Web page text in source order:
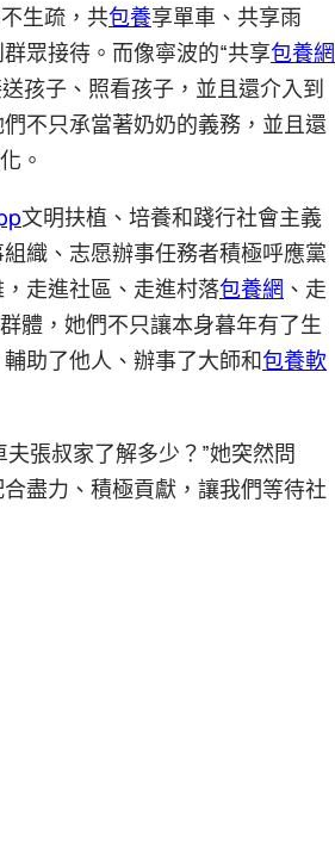
生疏，共包養享單車、共享雨
眾接待。而像寧波的“共享包養網
孩子、照看孩子，並且還介入到
不只承當著奶奶的義務，並且還
。
文明扶植、培養和踐行社會主義
織、志愿辦事任務者積極呼應黨
走進社區、走進村落包養網 、走
體，她們不只讓本身暮年有了生
助了他人、辦事了大師和包養軟
張叔家了解多少？”她突然問
盡力、積極貢獻，讓我們等待社